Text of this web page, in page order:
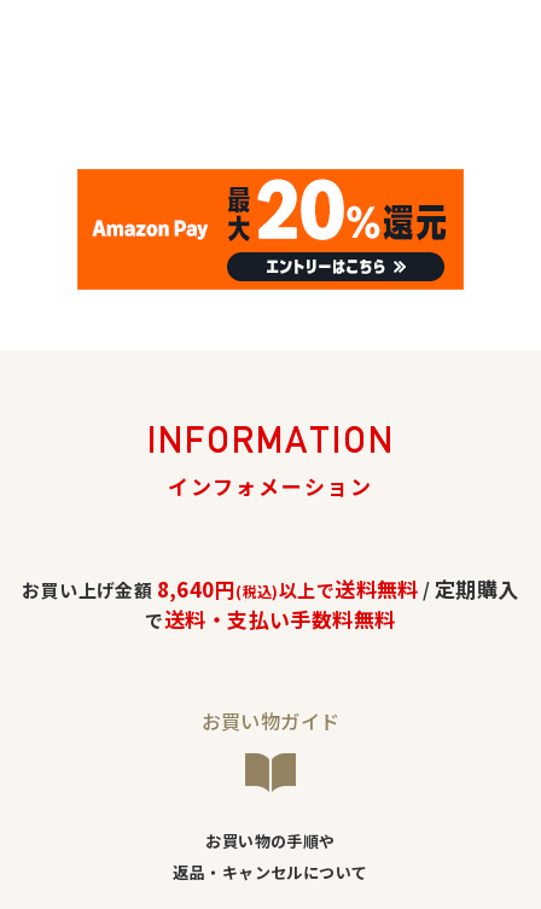
INFORMATION
インフォメーション
お買い上げ金額 8,640円(税込)以上で送料無料 /定期購入
で送料・支払い手数料無料
お買い物ガイド
お買い物の手順や
返品・キャンセルについて